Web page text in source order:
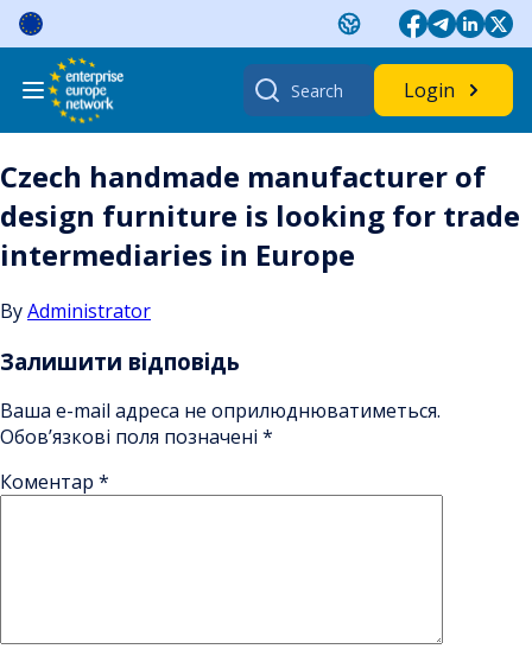
Skip
content
Search
for:
Login
Czech handmade manufacturer of
design furniture is looking for trade
intermediaries in Europe
ByAdministrator
Залишити відповідь
Ваша e-mail адреса не оприлюднюватиметься.
Обов’язкові поля позначені *
Коментар *